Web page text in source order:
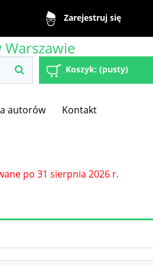
Zarejestruj się
Koszyk: (pusty)
autorów Kontakt
po 31 sierpnia 2026 r.